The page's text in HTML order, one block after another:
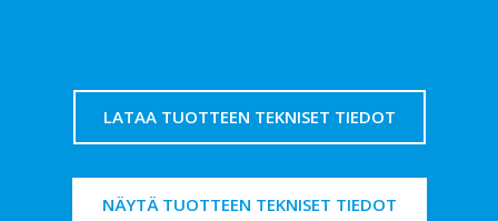
LATAA TUOTTEEN TEKNISET TIEDOT
NÄYTÄ TUOTTEEN TEKNISET TIEDOT